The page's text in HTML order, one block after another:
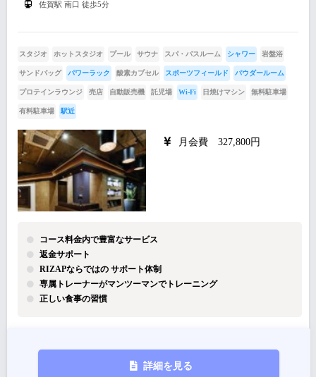
佐賀駅 南口 徒歩5分
スタジオ ホットスタジオ プール サウナ スパ・バスルーム シャワー 岩盤浴
サンドバッグ パワーラック 酸素カプセル スポーツフィールド パウダールーム
プロテインラウンジ 売店 自動販売機 託児場 Wi-Fi 日焼けマシン 無料駐車場
有料駐車場 駅近
月会費 327,800円
コース料金内で豊富なサービス
返金サポート
RIZAPならではの サポート体制
専属トレーナーがマンツーマンでトレーニング
正しい食事の習慣
詳細を見る